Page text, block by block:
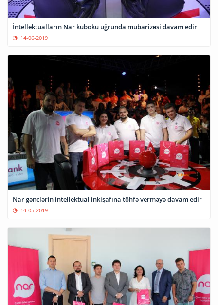
İntellektualların Nar kuboku uğrunda mübarizəsi davam edir
14-06-2019
Nar gənclərin intellektual inkişafına töhfə verməyə davam edir
14-05-2019